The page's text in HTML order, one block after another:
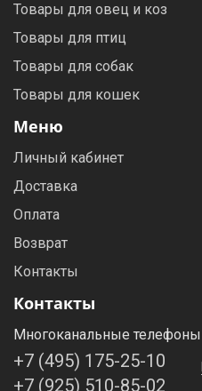
Товары для овец и коз
Товары для птиц
Товары для собак
Товары для кошек
Меню
Личный кабинет
Доставка
Оплата
Возврат
Контакты
Контакты
Многоканальные телефоны
+7 (495) 175-25-10
+7 (925) 510-85-02